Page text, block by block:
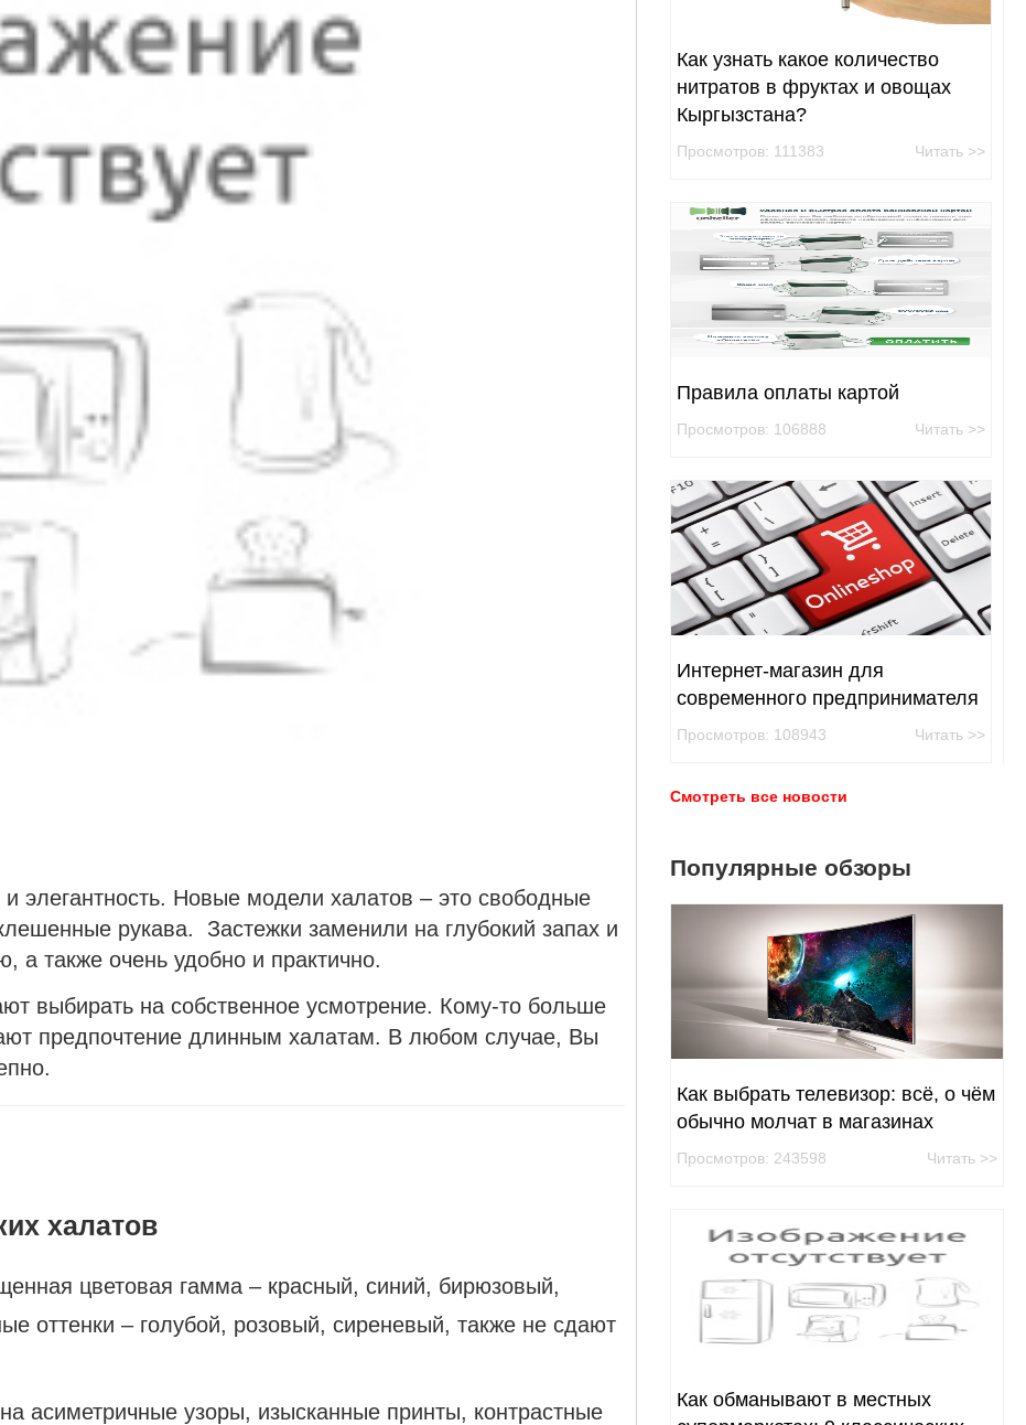
элегантность. Новые модели халатов – это свободные
рукава. Застежки заменили на глубокий запах и
а также очень удобно и практично.
выбирать на собственное усмотрение. Кому-то больше
предпочтение длинным халатам. В любом случае, Вы
халатов
цветовая гамма – красный, синий, бирюзовый,
оттенки – голубой, розовый, сиреневый, также не сдают
асиметричные узоры, изысканные принты, контрастные
Как узнать какое количество
нитратов в фруктах и овощах
Кыргызстана?
Просмотров: 111383 Читать >>
Правила оплаты картой
Просмотров: 106888 Читать >>
Интернет-магазин для
современного предпринимателя
Просмотров: 108943 Читать >>
Смотреть все новости
Популярные обзоры
Как выбрать телевизор: всё, о чём
обычно молчат в магазинах
Просмотров: 243598 Читать >>
Как обманывают в местных